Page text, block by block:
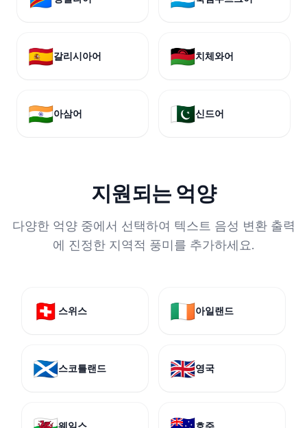
🇪🇸갈리시아어 🇲🇼치체와어
🇮🇳아삼어 🇵🇰신드어
지원되는 억양
다양한 억양 중에서 선택하여 텍스트 음성 변환 출력
에 진정한 지역적 풍미를 추가하세요.
🇨🇭 스위스 🇮🇪아일랜드
🏴󠁧󠁢󠁳󠁣󠁴󠁿스코틀랜드 🇬🇧영국
웨일스 호주